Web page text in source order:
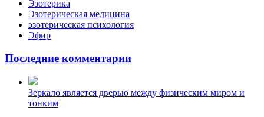
Эзотерика
Эзотерическая медицина
эзотерическая психология
Эфир
Последние комментарии
Зеркало является дверью между физическим миром и
тонким